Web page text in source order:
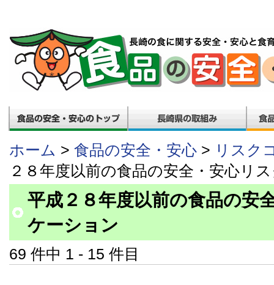
ホーム > 食品の安全・安心 > リスク
２８年度以前の食品の安全・安心リ
平成２８年度以前の食品の安
ケーション
69 件中 1 - 15 件目